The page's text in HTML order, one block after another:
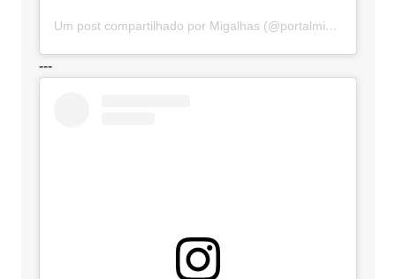
Um post compartilhado por Migalhas (@portalmigalhas)
---